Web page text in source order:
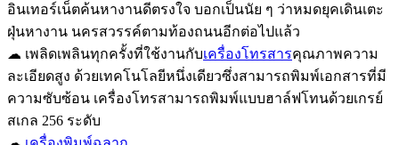
อินเทอร์เน็ตค้นหางานดีตรงใจ บอกเป็นนัย ๆ ว่าหมดยุคเดินเตะ
ฝุ่นหางาน นครสวรรค์ตามท้องถนนอีกต่อไปแล้ว
☁ เพลิดเพลินทุกครั้งที่ใช้งานกับเครื่องโทรสารคุณภาพความ
ละเอียดสูง ด้วยเทคโนโลยีหนึ่งเดียวซึ่งสามารถพิมพ์เอกสารที่มี
ความซับซ้อน เครื่องโทรสามารถพิมพ์แบบฮาล์ฟโทนด้วยเกรย์
สเกล 256 ระดับ